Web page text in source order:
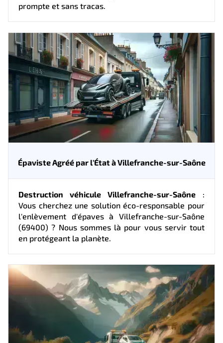
prompte et sans tracas.
Épaviste Agréé par l'État à Villefranche-sur-Saône
Destruction véhicule Villefranche-sur-Saône :
Vous cherchez une solution éco-responsable pour
l'enlèvement d'épaves à Villefranche-sur-Saône
(69400) ? Nous sommes là pour vous servir tout
en protégeant la planète.